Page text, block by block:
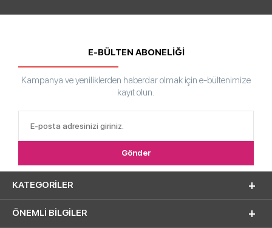
E-BÜLTEN ABONELİĞİ
Kampanya ve yeniliklerden haberdar olmak için e-bültenimize
kayıt olun.
KATEGORILER
ÖNEMLI BILGILER